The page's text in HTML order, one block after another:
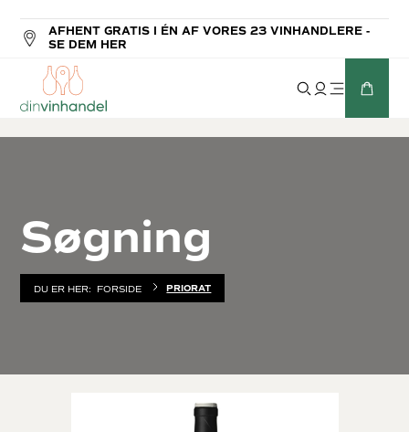
AFHENT GRATIS I ÉN AF VORES 23 VINHANDLERE -
SE DEM HER
Søgning
DU ER HER: FORSIDE PRIORAT